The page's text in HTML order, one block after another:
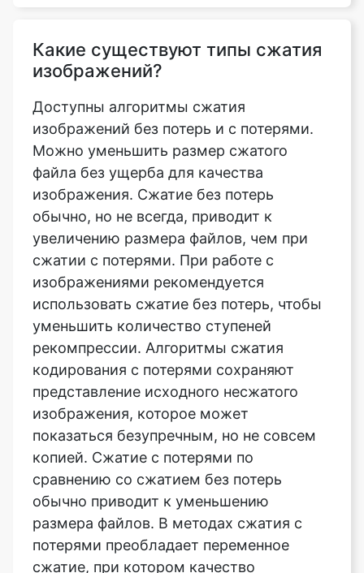
Доступны алгоритмы сжатия
изображений без потерь и с потерями.
Можно уменьшить размер сжатого
файла без ущерба для качества
изображения. Сжатие без потерь
обычно, но не всегда, приводит к
увеличению размера файлов, чем при
сжатии с потерями. При работе с
изображениями рекомендуется
использовать сжатие без потерь, чтобы
уменьшить количество ступеней
рекомпрессии. Алгоритмы сжатия
кодирования с потерями сохраняют
представление исходного несжатого
изображения, которое может
показаться безупречным, но не совсем
копией. Сжатие с потерями по
сравнению со сжатием без потерь
обычно приводит к уменьшению
размера файлов. В методах сжатия с
потерями преобладает переменное
сжатие, при котором качество
изображения зависит от размера файла.